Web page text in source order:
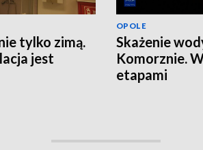
tylko zimą.
jest
OPOLE
Skażenie
Komorznie.
etapami